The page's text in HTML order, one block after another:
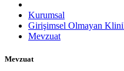
Kurumsal
Girişimsel Olmayan
Mevzuat
Mevzuat